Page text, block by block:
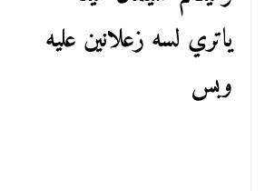
ياتري لسه زعلانين عليه
وبس